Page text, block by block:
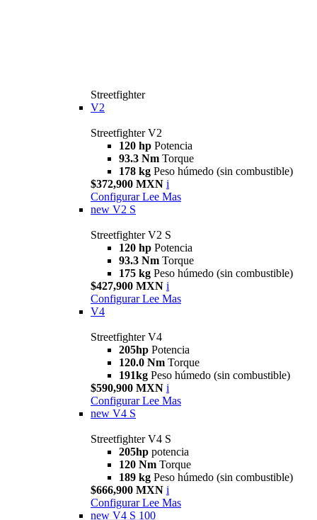
Streetfighter
V2
Streetfighter V2
120 hp Potencia
93.3 Nm Torque
178 kg Peso húmedo (sin combustible)
$372,900 MXN i
Configurar Lee Mas
new V2 S
Streetfighter V2 S
120 hp Potencia
93.3 Nm Torque
175 kg Peso húmedo (sin combustible)
$427,900 MXN i
Configurar Lee Mas
V4
Streetfighter V4
205hp Potencia
120.0 Nm Torque
191kg Peso húmedo (sin combustible)
$590,900 MXN i
Configurar Lee Mas
new V4 S
Streetfighter V4 S
205hp potencia
120 Nm Torque
189 kg Peso húmedo (sin combustible)
$666,900 MXN i
Configurar Lee Mas
new V4 S 100